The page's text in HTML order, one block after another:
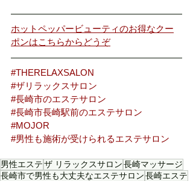
ホットペッパービューティのお得なクー
ポンはこちらからどうぞ
#THERELAXSALON
#ザリラックスサロン
#長崎市のエステサロン
#長崎市長崎駅前のエステサロン
#MOJOR
#男性も施術が受けられるエステサロン
男性エステザ リラックスサロン長崎マッサージ
長崎市で男性も大丈夫なエステサロン長崎エステ